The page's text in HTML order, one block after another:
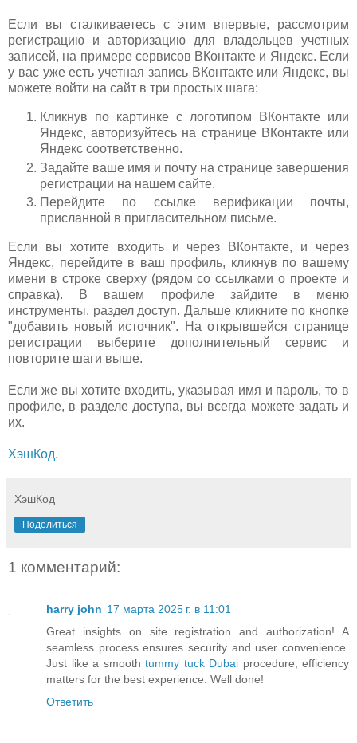
Если вы сталкиваетесь с этим впервые, рассмотрим
регистрацию и авторизацию для владельцев учетных
записей, на примере сервисов ВКонтакте и Яндекс. Если
у вас уже есть учетная запись ВКонтакте или Яндекс, вы
можете войти на сайт в три простых шага:
Кликнув по картинке с логотипом ВКонтакте или
Яндекс, авторизуйтесь на странице ВКонтакте или
Яндекс соответственно.
Задайте ваше имя и почту на странице завершения
регистрации на нашем сайте.
Перейдите по ссылке верификации почты,
присланной в пригласительном письме.
Если вы хотите входить и через ВКонтакте, и через
Яндекс, перейдите в ваш профиль, кликнув по вашему
имени в строке сверху (рядом со ссылками о проекте и
справка). В вашем профиле зайдите в меню
инструменты, раздел доступ. Дальше кликните по кнопке
"добавить новый источник". На открывшейся странице
регистрации выберите дополнительный сервис и
повторите шаги выше.
Если же вы хотите входить, указывая имя и пароль, то в
профиле, в разделе доступа, вы всегда можете задать и
их.
ХэшКод.
ХэшКод
Поделиться
1 комментарий:
harry john 17 марта 2025 г. в 11:01
Great insights on site registration and authorization! A
seamless process ensures security and user convenience.
Just like a smooth tummy tuck Dubai procedure, efficiency
matters for the best experience. Well done!
Ответить